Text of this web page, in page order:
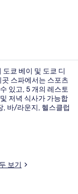
쿄 베이 및 도쿄 디
스파에서는 스포츠
있고, 5 개의 레스토
저녁 식사가 가능합
, 바/라운지, 헬스클럽
교통편을 이용하기
갈 수 있고 도쿄디즈
보기